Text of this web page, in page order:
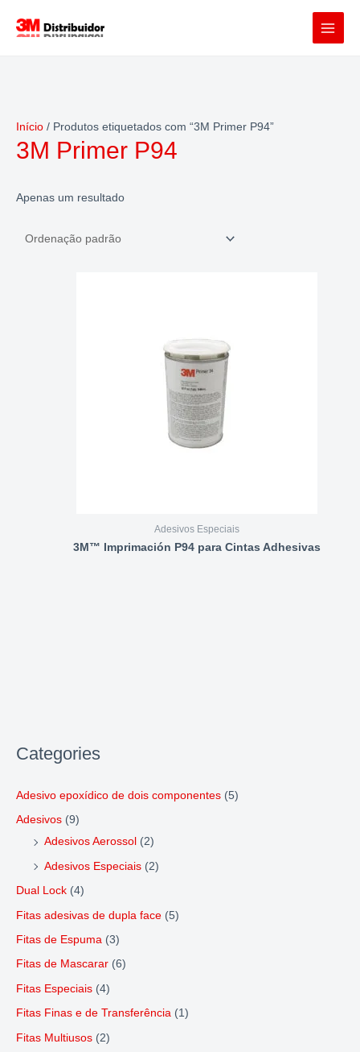
Categories
Adesivo epoxídico de dois componentes (5)
Adesivos (9)
Adesivos Aerossol (2)
Adesivos Especiais (2)
Dual Lock (4)
Fitas adesivas de dupla face (5)
Fitas de Espuma (3)
Fitas de Mascarar (6)
Fitas Especiais (4)
Fitas Finas e de Transferência (1)
Fitas Multiusos (2)
Início / Produtos etiquetados com “3M Primer P94”
3M Primer P94
Apenas um resultado
Adesivos Especiais
3M™ Imprimación P94 para Cintas Adhesivas